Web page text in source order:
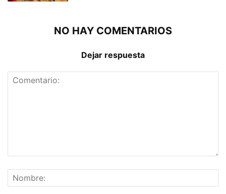
NO HAY COMENTARIOS
Dejar respuesta